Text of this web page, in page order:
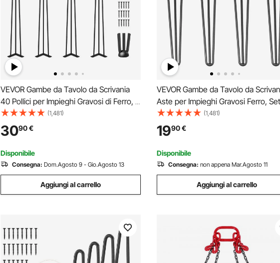
VEVOR Gambe da Tavolo da Scrivania
40 Pollici per Impieghi Gravosi di Ferro, 4
Pezzi Gambe da Tavolo a Forcina per
Scrivania, Adatte per Tavolini, Divani,
Panche in Legno, Seggioloni, Tavolini da
Bar
(1,481)
3090€
Disponibile
Consegna: Dom.Agosto 9 - Gio.Agosto 13
Aggiungi al carrello
VEVOR Gambe da Tavolo da
Aste per Impieghi Gravosi Ferro,
Kit Gambe da Tavolo a Forcina per
Scrivania, Adatte per Tavolini, Divani,
Panche in Legno, Seggioloni,
Bar
(1,481)
1990€
Disponibile
Consegna: non appena Mar.Agosto 11
Aggiungi al carrello